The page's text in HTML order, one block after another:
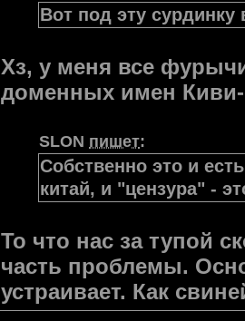
Вот под эту
Хз, у меня все
доменных имен
SLON пишет:
Собственно это и
китай, и "цензура" -
То что нас за тупой
часть проблемы.
устраивает. Как